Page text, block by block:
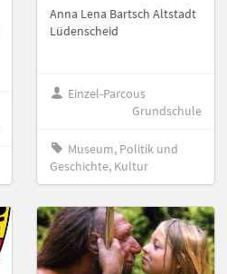
Anna Lena Bartsch Altstadt
Lüdenscheid
Einzel-Parcous
Grundschule
Museum, Politik und
Geschichte, Kultur